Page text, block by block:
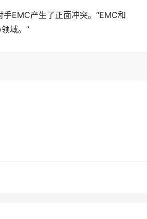
EMC产生了正面冲突。“EMC和
域。”